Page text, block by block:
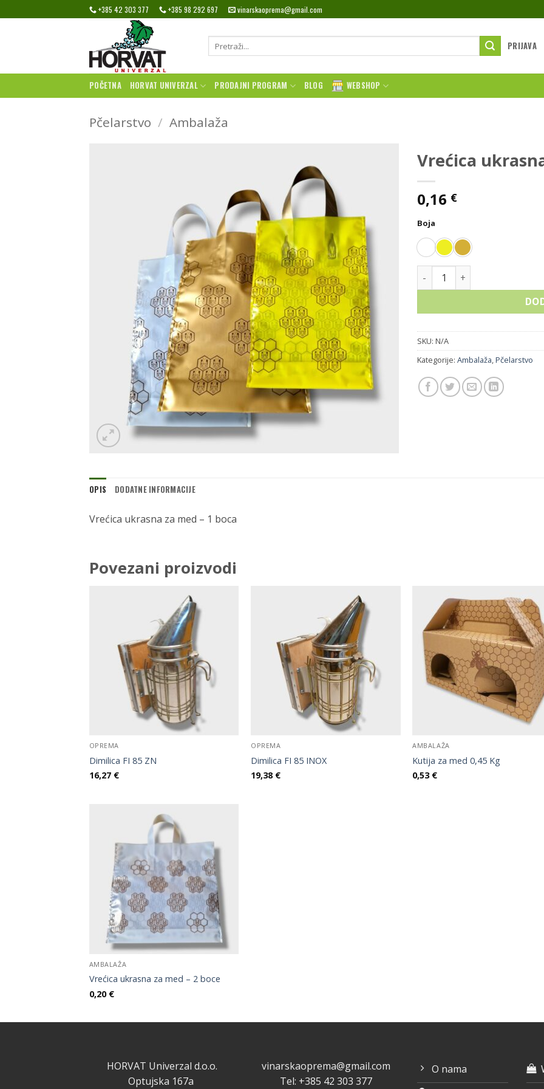
to
+385 42 303 377 +385 98 292 697 vinarskaoprema@gmail.com
Pretraži: PRIJAVA
POČETNA HORVAT UNIVERZAL PRODAJNI PROGRAM BLOG WEBSHOP
Pčelarstvo / Ambalaža
Vrećica
0,16 €
Boja
Vrećica ukrasna za med - 1
SKU: N/A
Kategorije: Ambalaža,Pčelarstvo
OPIS DODATNE INFORMACIJE
Vrećica ukrasna za med – 1 boca
Povezani proizvodi
OPREMA
Dimilica FI 85 ZN
16,27 €
OPREMA
Dimilica FI 85 INOX
19,38 €
AMBALAŽA
Kutija za med 0,45 Kg
0,53 €
AMBALAŽA
Vrećica ukrasna za med – 2 boce
0,20 €
HORVAT Univerzal d.o.o.
Optujska 167a
vinarskaoprema@gmail.com
Tel: +385 42 303 377
O nama